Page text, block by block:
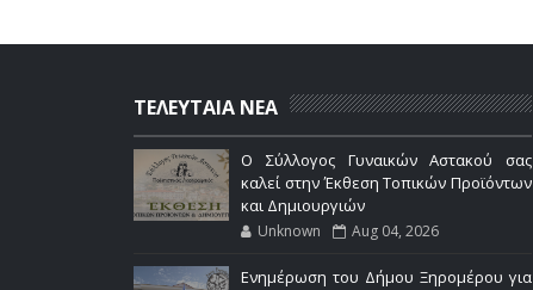
ΤΕΛΕΥΤΑΙΑ ΝΕΑ
Ο Σύλλογος Γυναικών Αστακού σας
καλεί στην Έκθεση Τοπικών Προϊόντων
και Δημιουργιών
Unknown Aug 04, 2026
Ενημέρωση του Δήμου Ξηρομέρου για